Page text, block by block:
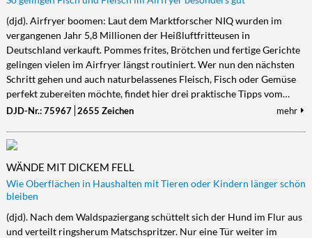
(djd). Airfryer boomen: Laut dem Marktforscher NIQ wurden im
vergangenen Jahr 5,8 Millionen der Heißluftfritteusen in
Deutschland verkauft. Pommes frites, Brötchen und fertige Gerichte
gelingen vielen im Airfryer längst routiniert. Wer nun den nächsten
Schritt gehen und auch naturbelassenes Fleisch, Fisch oder Gemüse
perfekt zubereiten möchte, findet hier drei praktische Tipps vom…
DJD-Nr.: 75967 2655 Zeichen mehr
WÄNDE MIT DICKEM FELL
Wie Oberflächen in Haushalten mit Tieren oder Kindern länger schön
bleiben
(djd). Nach dem Waldspaziergang schüttelt sich der Hund im Flur aus
und verteilt ringsherum Matschspritzer. Nur eine Tür weiter im